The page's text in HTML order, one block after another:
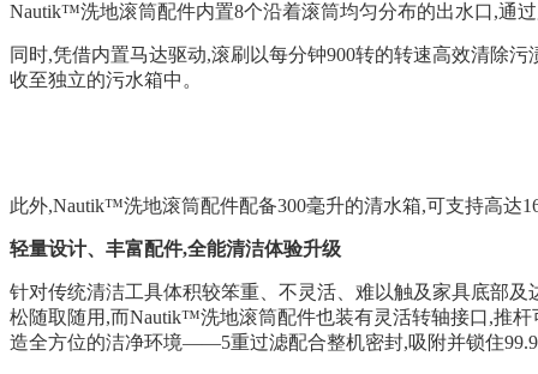
Nautik™洗地滚筒配件内置8个沿着滚筒均匀分布的出水口,通
同时,凭借内置马达驱动,滚刷以每分钟900转的转速高效清除
收至独立的污水箱中。
此外,Nautik™洗地滚筒配件配备300毫升的清水箱,可支持高达
轻量设计、丰富配件,全能清洁体验升级
针对传统清洁工具体积较笨重、不灵活、难以触及家具底部及
松随取随用,而Nautik™洗地滚筒配件也装有灵活转轴接口,推
造全方位的洁净环境——5重过滤配合整机密封,吸附并锁住